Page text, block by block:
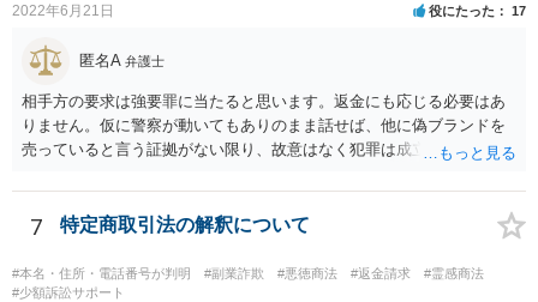
2022年6月21日 役にたった 17
匿名A 弁護士
相手方の要求は強要罪に当たると思います。返金にも応じる必要はあ
りません。仮に警察が動いてもありのまま話せば、他に偽ブランドを
売っていると言う証拠がない限り、故意はなく犯罪は成立しないと判
す。本当にブランド品がほしくて損したと思うだけなら元の金額の返
金しか求めないはずですし、靴の機能性に問題がないなら「ブランド
品じゃないから履いていかなかった」という主張もまず通りません。
7 特定商取引法の解釈について
#本名・住所・電話番号が判明 #副業詐欺 #悪徳商法 #返金請求
#霊感商法
#少額訴訟サポート